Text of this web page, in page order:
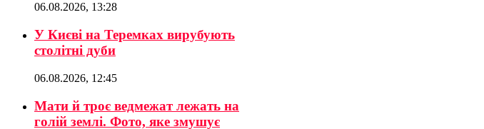
06.08.2026, 13:28
У Києві на Теремках вирубують
столітні дуби
06.08.2026, 12:45
Мати й троє ведмежат лежать на
голій землі. Фото, яке змушує